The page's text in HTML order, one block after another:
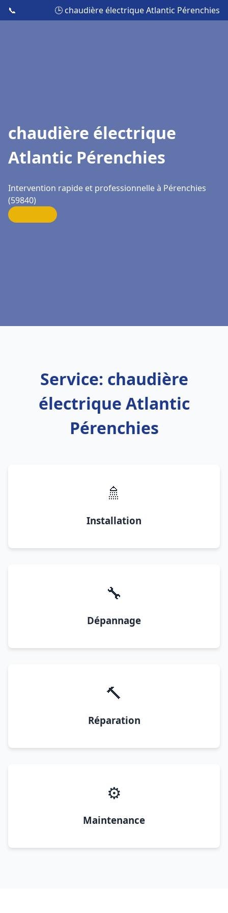
📞 🕒 chaudière électrique Atlantic Pérenchies
chaudière électrique
Atlantic Pérenchies
Intervention rapide et professionnelle à Pérenchies
(59840)
Service: chaudière
électrique Atlantic
Pérenchies
🚿
Installation
🔧
Dépannage
🔨
Réparation
⚙️
Maintenance